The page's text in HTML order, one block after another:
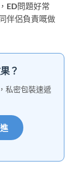
ED問題好常
伴侶負責嘅做
？
私密包裝速遞